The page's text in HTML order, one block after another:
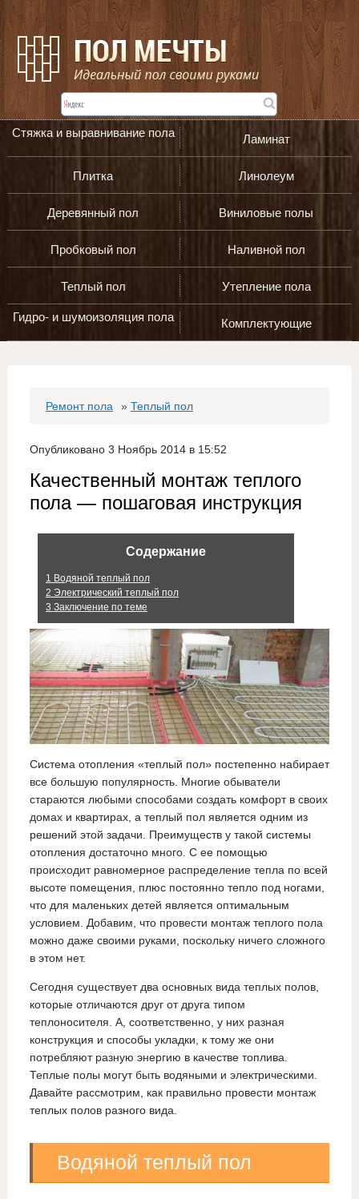
Стяжка и выравнивание пола Ламинат
Плитка Линолеум
Деревянный пол Виниловые полы
Пробковый пол Наливной пол
Теплый пол Утепление пола
Гидро- и шумоизоляция пола Комплектующие
Ремонт пола » Теплый пол
Опубликовано 3 Ноябрь 2014 в 15:52
Качественный монтаж теплого
пола — пошаговая инструкция
Содержание
1 Водяной теплый пол
2 Электрический теплый пол
3 Заключение по теме
Система отопления «теплый пол» постепенно набирает
все большую популярность. Многие обыватели
стараются любыми способами создать комфорт в своих
домах и квартирах, а теплый пол является одним из
решений этой задачи. Преимуществ у такой системы
отопления достаточно много. С ее помощью
происходит равномерное распределение тепла по всей
высоте помещения, плюс постоянно тепло под ногами,
что для маленьких детей является оптимальным
условием. Добавим, что провести монтаж теплого пола
можно даже своими руками, поскольку ничего сложного
в этом нет.
Сегодня существует два основных вида теплых полов,
которые отличаются друг от друга типом
теплоносителя. А, соответственно, у них разная
конструкция и способы укладки, к тому же они
потребляют разную энергию в качестве топлива.
Теплые полы могут быть водяными и электрическими.
Давайте рассмотрим, как правильно провести монтаж
теплых полов разного вида.
Водяной теплый пол